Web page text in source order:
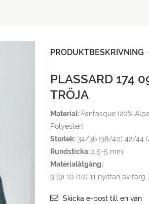
PRODUKTBESKRIVNING
PLASSARD 174
TRÖJA
Material:Fantasque (20%
Polyester)
Storlek:34/36 (38/40) 42/44
Rundsticka:4,5-5 mm
Materialåtgång:
9 (9) 10 (10) 11 nystan av färg
Skicka e-post till en vän